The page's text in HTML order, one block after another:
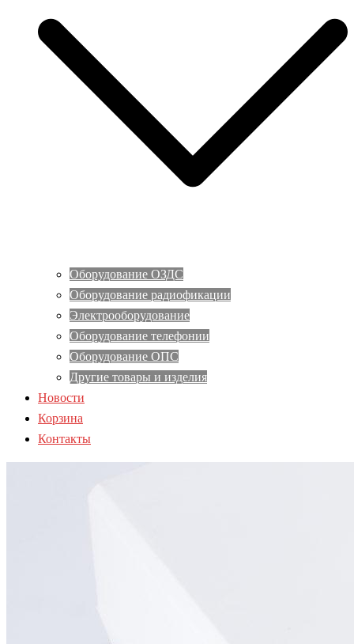
Оборудование ОЗДС
Оборудование радиофикации
Электрооборудование
Оборудование телефонии
Оборудование ОПС
Другие товары и изделия
Новости
Корзина
Контакты